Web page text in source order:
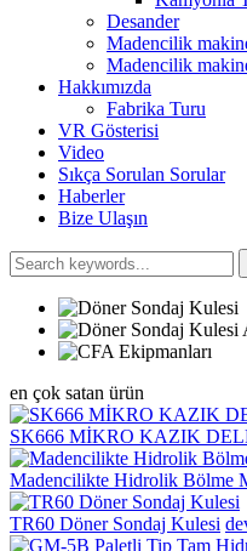
Desander
Madencilik
Madencilik
Hakkımızda
Fabrika Turu
VR Gösterisi
Video
Sıkça Sorulan Sorular
Haberler
Bize Ulaşın
en çok satan ürün
SK666 MİKRO KAZIK
Madencilikte Hidrolik Bölme
TR60 Döner Sondaj Kulesi